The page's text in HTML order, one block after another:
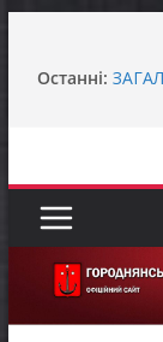
Останні:
прав